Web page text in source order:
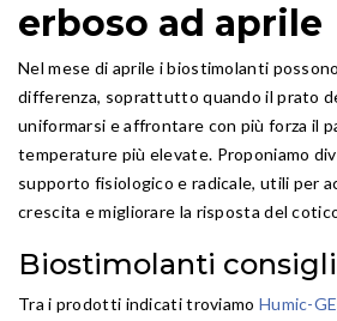
erboso ad aprile
Nel mese di aprile i biostimolanti
differenza, soprattutto quando il prato
uniformarsi e affrontare con più forza il
temperature più elevate. Proponiamo
supporto fisiologico e radicale, utili per
crescita e migliorare la risposta del
Biostimolanti
Tra i prodotti indicati troviamo Humic-GE